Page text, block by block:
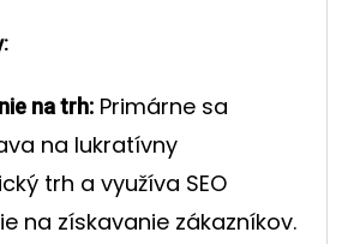
na trh:Primárne sa
na lukratívny
trh a využíva SEO
na získavanie zákazníkov.